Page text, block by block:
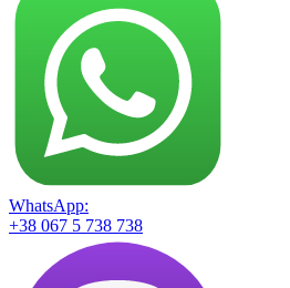
WhatsApp:
+38 067 5 738 738